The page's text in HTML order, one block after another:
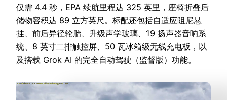
仅需 4.4 秒，EPA 续航里程达 325 英里，座椅折叠后
储物容积达 89 立方英尺。标配还包括自适应阻尼悬
挂、前后异径轮胎、升级声学玻璃、19 扬声器音响系
统、8 英寸二排触控屏、50 瓦冰箱级无线充电板，以
及搭载 Grok AI 的完全自动驾驶（监督版）功能。